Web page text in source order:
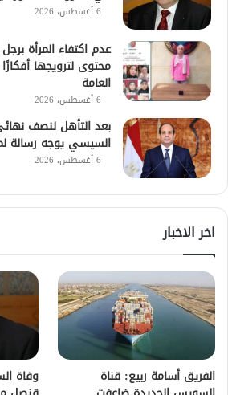
6 أغسطس، 2026
عدم اكتفاء المرأة
محتوى لترويجها
العامة
6 أغسطس، 2026
بعد التأهل لنصف
السيسي يوجه رسالة
6 أغسطس، 2026
اخر الاخبار
الفريق أسامة ربيع: قناة وفاة